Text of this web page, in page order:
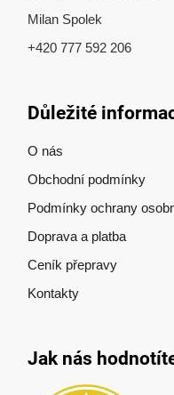
Milan Spolek
+420 777 592 206
Důležité
O nás
Obchodní podmínky
Podmínky ochrany
Doprava a platba
Ceník přepravy
Kontakty
Jak nás